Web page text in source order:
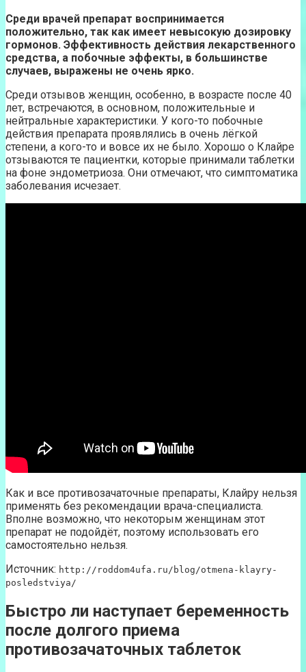
Среди врачей препарат воспринимается
положительно, так как имеет невысокую дозировку
гормонов. Эффективность действия лекарственного
средства, а побочные эффекты, в большинстве
случаев, выражены не очень ярко.
Среди отзывов женщин, особенно, в возрасте после 40
лет, встречаются, в основном, положительные и
нейтральные характеристики. У кого-то побочные
действия препарата проявлялись в очень лёгкой
степени, а кого-то и вовсе их не было. Хорошо о Клайре
отзываются те пациентки, которые принимали таблетки
на фоне эндометриоза. Они отмечают, что симптоматика
заболевания исчезает.
Как и все противозачаточные препараты, Клайру нельзя
применять без рекомендации врача-специалиста.
Вполне возможно, что некоторым женщинам этот
препарат не подойдёт, поэтому использовать его
самостоятельно нельзя.
Источник: http://roddom4ufa.ru/blog/otmena-klayry-
posledstviya/
Быстро ли наступает беременность
после долгого приема
противозачаточных таблеток